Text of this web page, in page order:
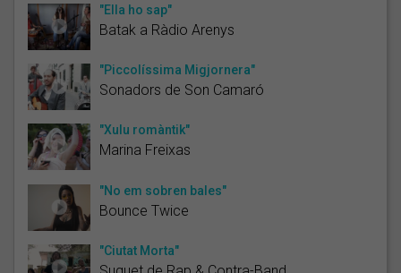
"Ella ho sap"
Batak a Ràdio Arenys
"Piccolíssima Migjornera"
Sonadors de Son Camaró
"Xulu romàntik"
Marina Freixas
"No em sobren bales"
Bounce Twice
"Ciutat Morta"